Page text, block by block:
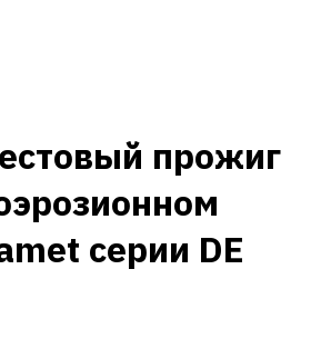
прожиг
серии DE